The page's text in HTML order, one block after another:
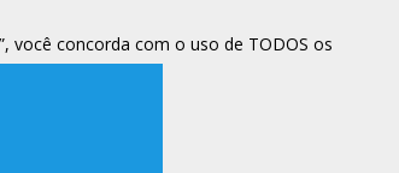
você concorda com o uso de TODOS os